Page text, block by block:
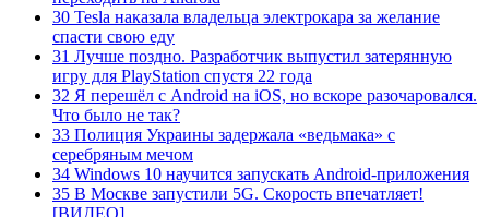
30 Tesla наказала владельца электрокара за желание
спасти свою еду
31 Лучше поздно. Разработчик выпустил затерянную
игру для PlayStation спустя 22 года
32 Я перешёл с Android на iOS, но вскоре разочаровался.
Что было не так?
33 Полиция Украины задержала «ведьмака» с
серебряным мечом
34 Windows 10 научится запускать Android-приложения
35 В Москве запустили 5G. Скорость впечатляет!
[ВИДЕО]